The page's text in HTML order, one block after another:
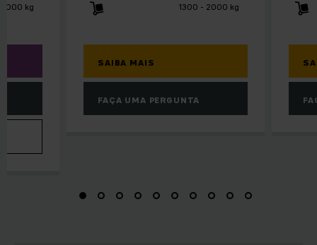
1300 - 2000 kg
SAIBA MAIS
FAÇA UMA PERGUNTA
kg